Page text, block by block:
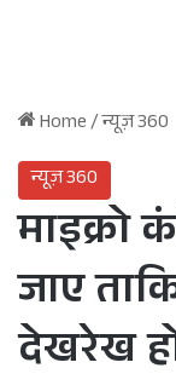
Home/न्यूज़ 360
न्यूज़ 360
माइक्रो
जाए
देखरेख